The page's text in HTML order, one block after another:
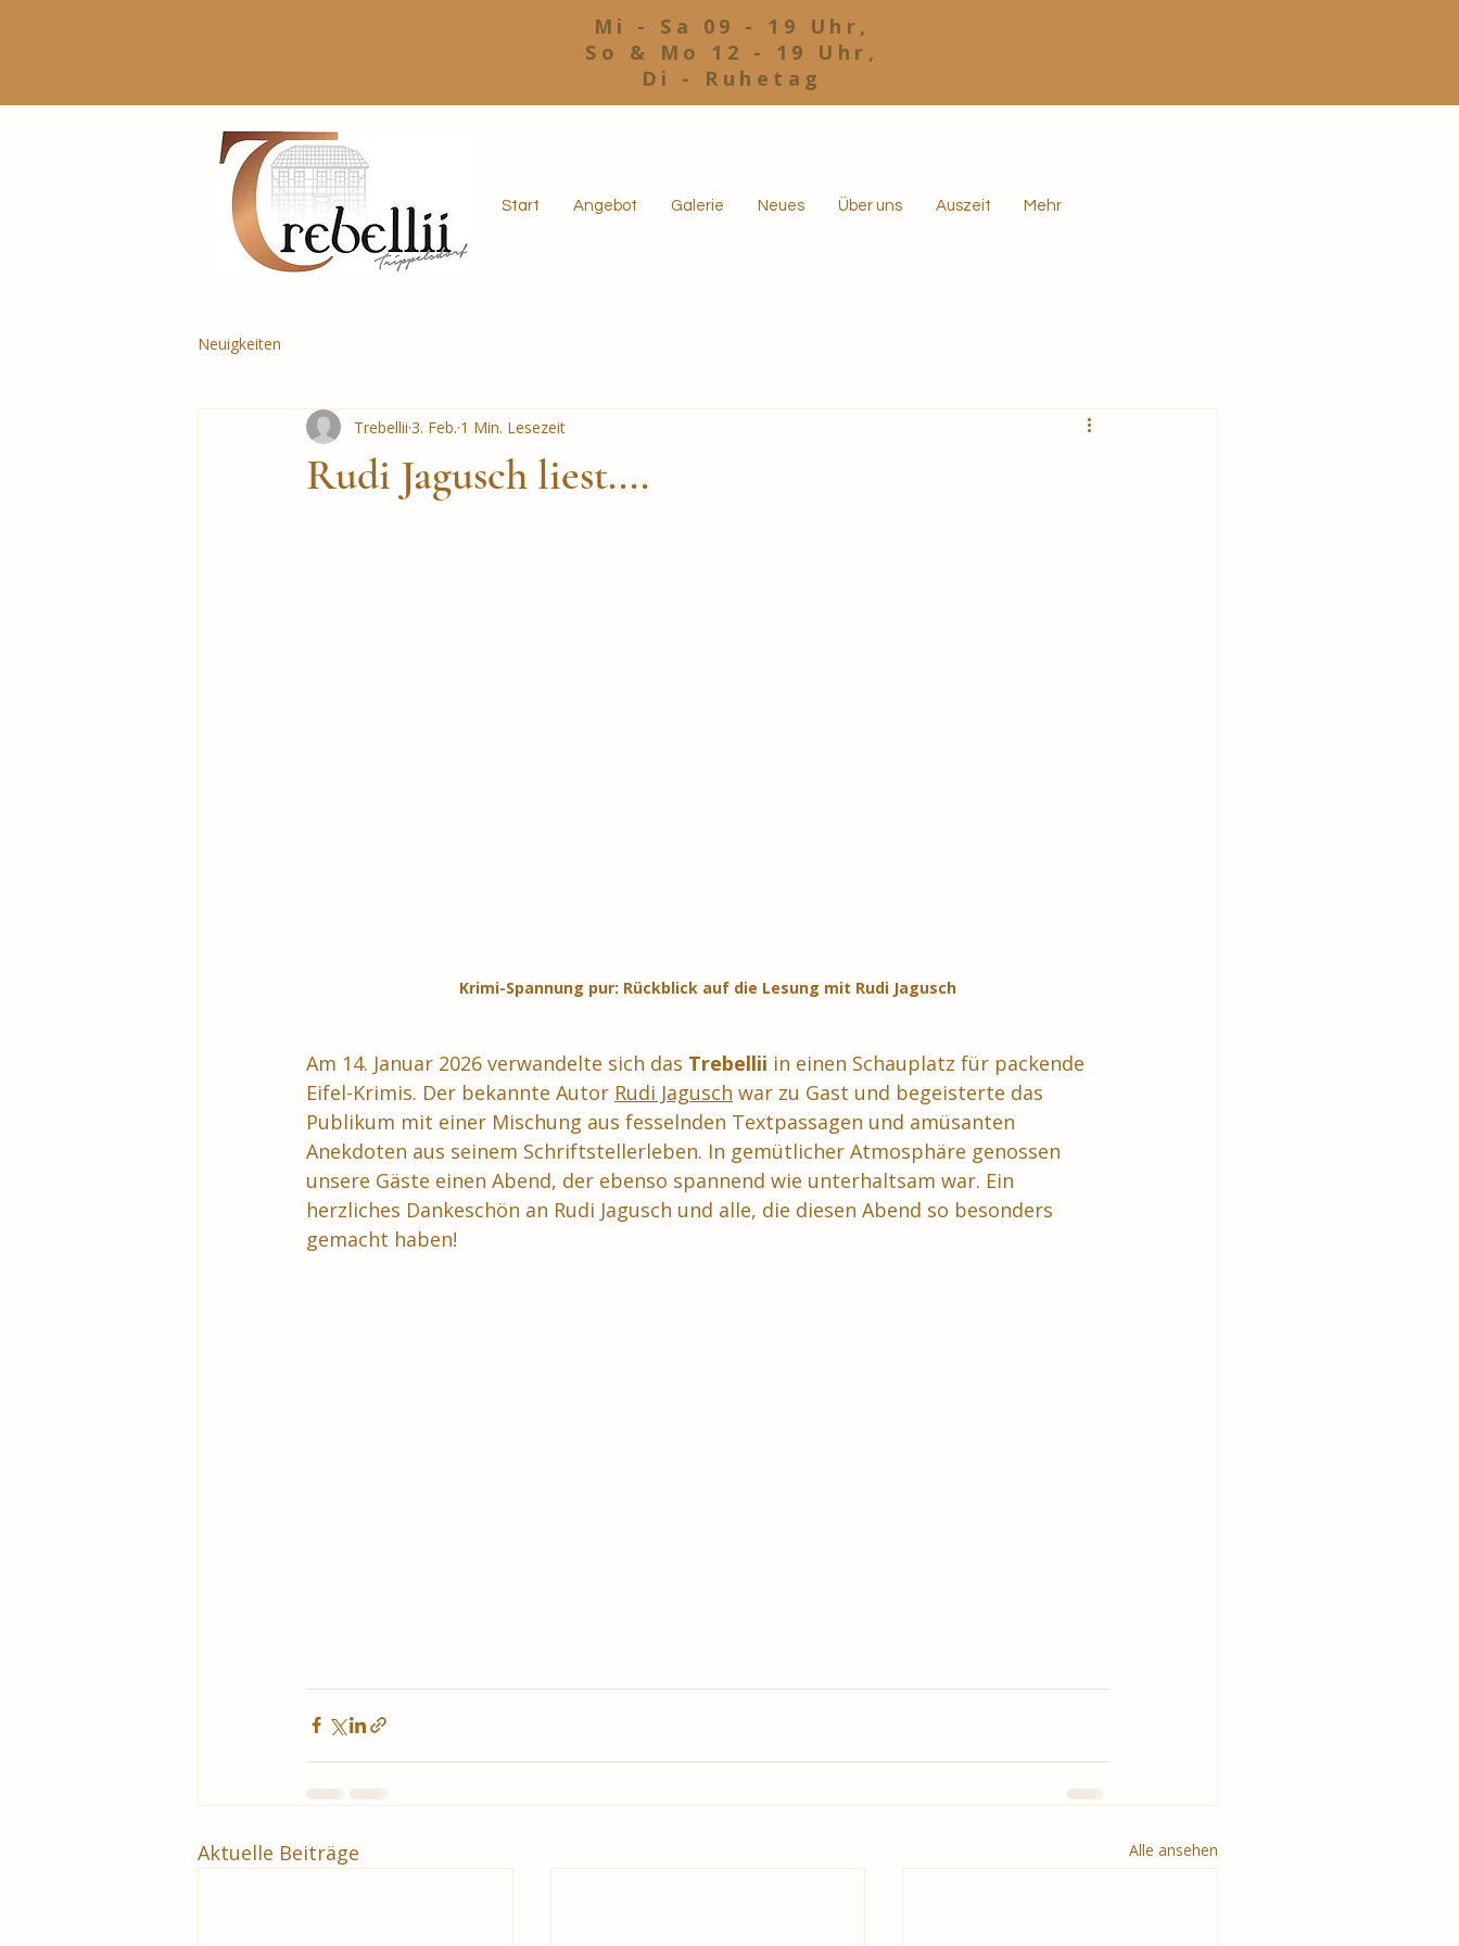
Mi - Sa 09 - 19 Uhr,
So & Mo 12 - 19 Uhr,
Di - Ruhetag
Start Angebot Galerie Neues Über uns Auszeit Mehr
Neuigkeiten
Rudi Jagusch liest....
Trebellii 3. Feb. 1 Min. Lesezeit
Krimi-Spannung pur: Rückblick auf die Lesung mit Rudi Jagusch
Am 14. Januar 2026 verwandelte sich das Trebellii in einen Schauplatz für packende
Eifel-Krimis. Der bekannte Autor Rudi Jagusch war zu Gast und begeisterte das
Publikum mit einer Mischung aus fesselnden Textpassagen und amüsanten
Anekdoten aus seinem Schriftstellerleben. In gemütlicher Atmosphäre genossen
unsere Gäste einen Abend, der ebenso spannend wie unterhaltsam war. Ein
herzliches Dankeschön an Rudi Jagusch und alle, die diesen Abend so besonders
gemacht haben!
Aktuelle Beiträge Alle ansehen